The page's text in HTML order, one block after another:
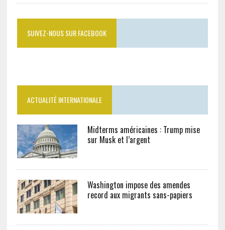
SUIVEZ-NOUS SUR FACEBOOK
ACTUALITÉ INTERNATIONALE
Midterms américaines : Trump mise
sur Musk et l’argent
Washington impose des amendes
record aux migrants sans-papiers